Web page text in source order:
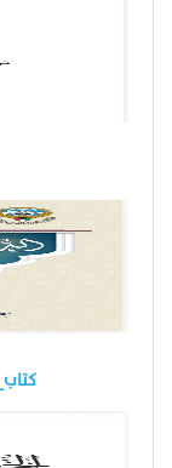
كتاب_في